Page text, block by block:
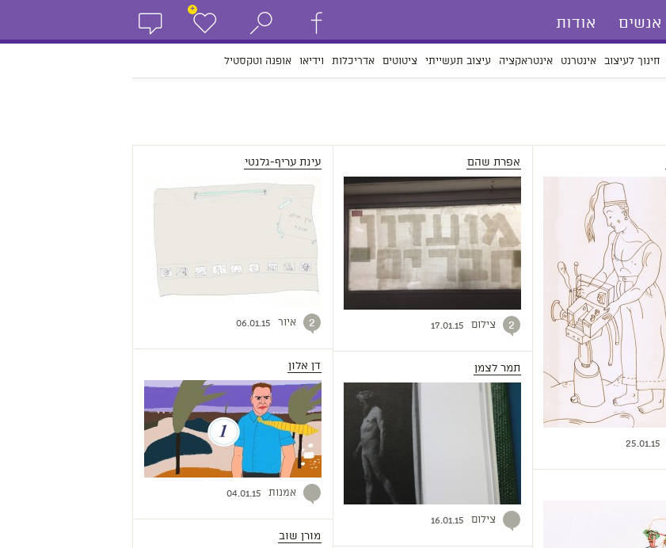
אנשים אודות
+
חינוך לעיצוב אינטרנט אינטראקציה עיצוב תעשייתי ציטוטים אדריכלות וידיאו אופנה וטקסטיל
25.01.15
אפרת שהם
2 צילום 17.01.15
תמר לצמן
צילום 16.01.15
עינת עריף-גלנטי
2 איור 06.01.15
דן אלון
אמנות 04.01.15
מורן שוב